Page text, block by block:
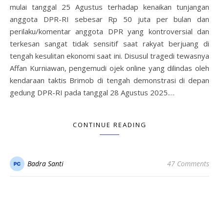
mulai tanggal 25 Agustus terhadap kenaikan tunjangan
anggota DPR-RI sebesar Rp 50 juta per bulan dan
perilaku/komentar anggota DPR yang kontroversial dan
terkesan sangat tidak sensitif saat rakyat berjuang di
tengah kesulitan ekonomi saat ini. Disusul tragedi tewasnya
Affan Kurniawan, pengemudi ojek online yang dilindas oleh
kendaraan taktis Brimob di tengah demonstrasi di depan
gedung DPR-RI pada tanggal 28 Agustus 2025.…
CONTINUE READING
Badra Santi 47 Comments